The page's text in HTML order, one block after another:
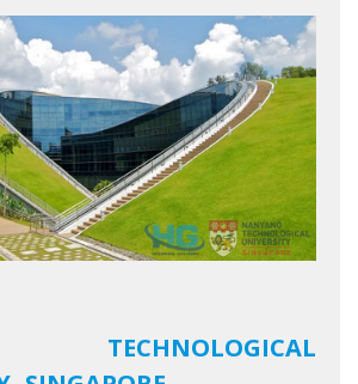
cứu chất lượng nhằm nâng cao
và năng lực của sinh viên và các
Xem thêm
TECHNOLOGICAL